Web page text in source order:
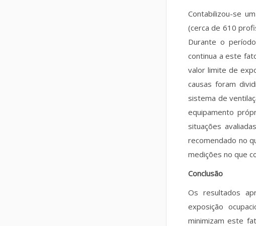
Contabilizou-se
(cerca de 610
Durante o
continua a este
valor limite de
causas foram
sistema de
equipamento
situações
recomendado no
medições no que
Conclusão
Os resultados
exposição
minimizam este